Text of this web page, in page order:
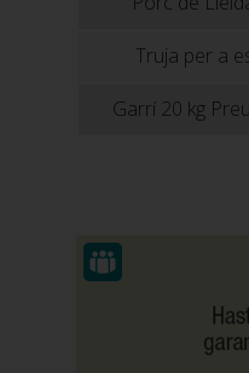
Truja per a
Garrí 20 kg